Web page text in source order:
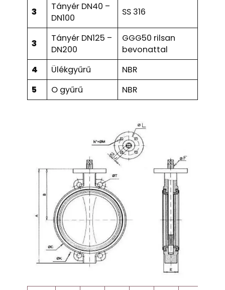
3
Tányér DN40 –
DN100
SS 316
3
Tányér DN125 –
DN200
GGG50 rilsan
bevonattal
4
Ülékgyűrű
NBR
5
O gyűrű NBR